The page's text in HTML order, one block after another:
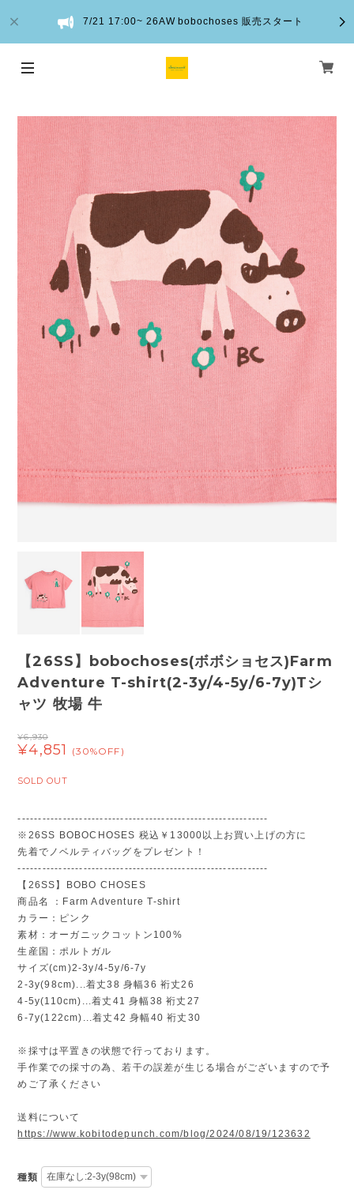
7/21 17:00~ 26AW bobochoses 販売スタート
【26SS】bobochoses(ボボショセス)Farm
Adventure T-shirt(2-3y/4-5y/6-7y)Tシ
ャツ 牧場 牛
¥6,930
¥4,851 (30%OFF)
SOLD OUT
-------------------------------------------------------------
※26SS BOBOCHOSES 税込￥13000以上お買い上げの方に
先着でノベルティバッグをプレゼント！
-------------------------------------------------------------
【26SS】BOBO CHOSES
商品名 ：Farm Adventure T-shirt
カラー：ピンク
素材：オーガニックコットン100%
生産国：ポルトガル
サイズ(cm)2-3y/4-5y/6-7y
2-3y(98cm)...着丈38 身幅36 裄丈26
4-5y(110cm)...着丈41 身幅38 裄丈27
6-7y(122cm)...着丈42 身幅40 裄丈30
※採寸は平置きの状態で行っております。
手作業での採寸の為、若干の誤差が生じる場合がございますので予
めご了承ください
送料について
https://www.kobitodepunch.com/blog/2024/08/19/123632
種類